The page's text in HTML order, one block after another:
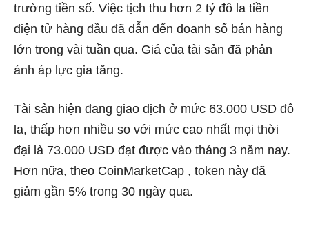
trường tiền số. Việc tịch thu hơn 2 tỷ đô la tiền
điện tử hàng đầu đã dẫn đến doanh số bán hàng
lớn trong vài tuần qua. Giá của tài sản đã phản
ánh áp lực gia tăng.
Tài sản hiện đang giao dịch ở mức 63.000 USD đô
la, thấp hơn nhiều so với mức cao nhất mọi thời
đại là 73.000 USD đạt được vào tháng 3 năm nay.
Hơn nữa, theo CoinMarketCap , token này đã
giảm gần 5% trong 30 ngày qua.